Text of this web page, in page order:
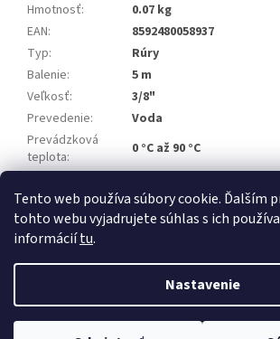
Tento web používa súbory cookie. Ďalším
tohto webu vyjadrujete súhlas s ich
informáciítu.
Nastavenie
Hmotnosť:
0.07 kg
EAN:
8592480058937
Typ:
Rúry
Balenie:
5 m
Veľkosť:
3/8"
Prevedenie:
Voda
Prevádzková
teplota:
0 °C až 90 °C
EAN: 8592480058937
Vytvoril Shoptet Premium